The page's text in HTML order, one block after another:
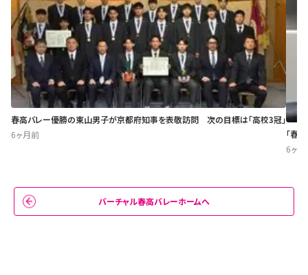
春高バレー優勝の東山男子が京都府知事を表敬訪問 次の目標は「高校3冠」
6ヶ月前
「春
6ヶ
バーチャル春高バレーホームへ